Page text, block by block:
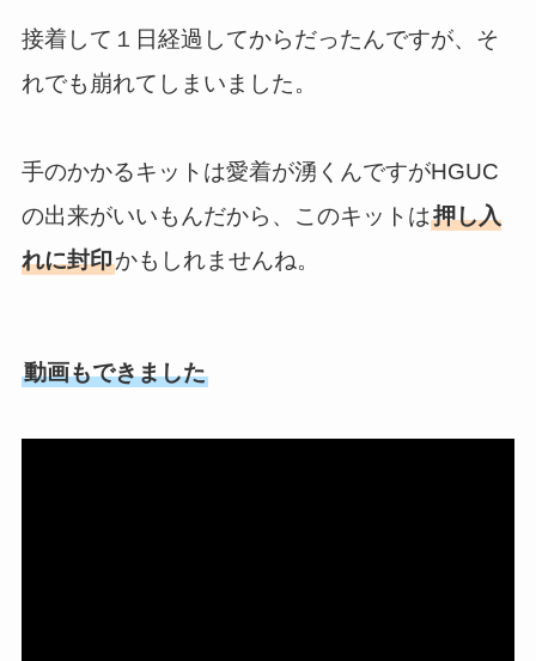
接着して１日経過してからだったんですが、そ
れでも崩れてしまいました。
手のかかるキットは愛着が湧くんですがHGUC
の出来がいいもんだから、このキットは押し入
れに封印かもしれませんね。
動画もできました